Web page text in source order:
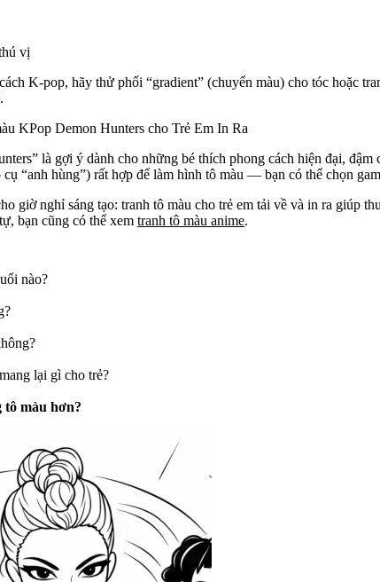
vị
K‑pop, hãy thử phối “gradient” (chuyển màu) cho tóc hoặc
KPop Demon Hunters cho Trẻ Em In Ra
là gợi ý dành cho những bé thích phong cách hiện đại,
cụ “anh hùng”) rất hợp để làm hình tô màu — bạn có thể chọn
giờ nghỉ sáng tạo: tranh tô màu cho trẻ em tải về và in ra giúp
bạn cũng có thể xem tranh tô màu anime.
nào?
lại gì cho trẻ?
tô màu hơn?